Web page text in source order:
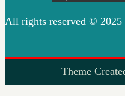
All rights reserved © 2025
Theme